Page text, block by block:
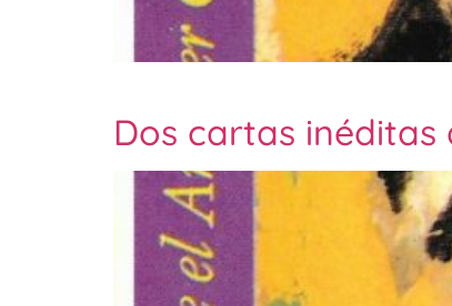
Dos cartas inéditas